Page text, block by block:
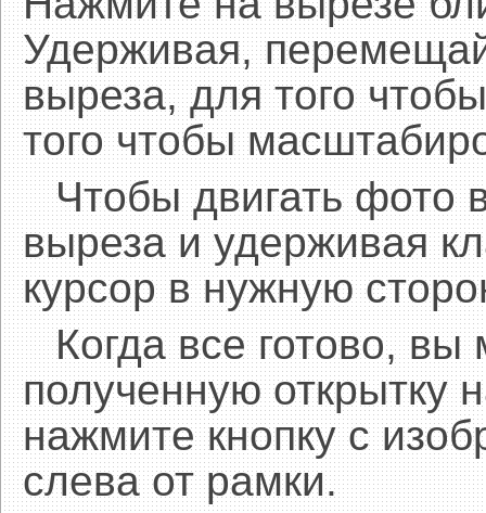
Удерживая,
выреза, для того
того чтобы
Чтобы двигать фото
выреза и удерживая
курсор в нужную
Когда все готово,
полученную открытку
нажмите кнопку с
слева от рамки.